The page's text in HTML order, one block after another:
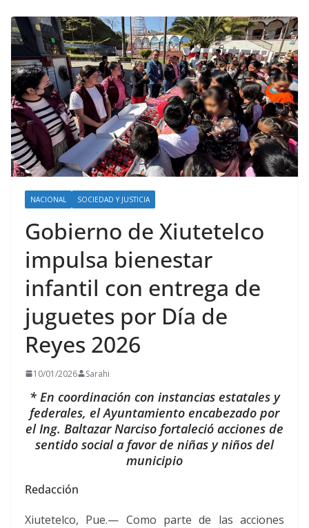
NACIONAL SOCIEDAD Y JUSTICIA
Gobierno de Xiutetelco
impulsa bienestar
infantil con entrega de
juguetes por Día de
Reyes 2026
10/01/2026 Sarahi
* En coordinación con instancias estatales y
federales, el Ayuntamiento encabezado por
el Ing. Baltazar Narciso fortaleció acciones de
sentido social a favor de niñas y niños del
municipio
Redacción
Xiutetelco, Pue.— Como parte de las acciones